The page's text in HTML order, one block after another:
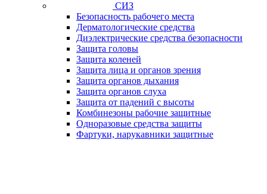
СИЗ
Безопасность рабочего места
Дерматологические средства
Диэлектрические средства безопасности
Защита головы
Защита коленей
Защита лица и органов зрения
Защита органов дыхания
Защита органов слуха
Защита от падений с высоты
Комбинезоны рабочие защитные
Одноразовые средства защиты
Фартуки, нарукавники защитные